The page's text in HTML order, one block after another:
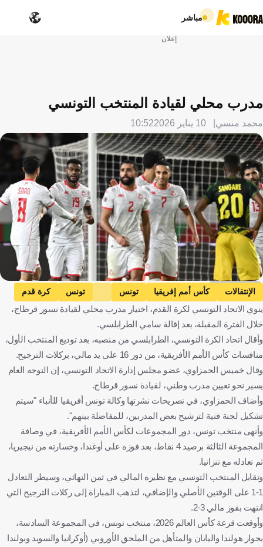
مباشر
إعلان
مدرب محلي لقيادة المنتخب التونسي
محمد منسي 10 يناير 2026 10:52
Getty Images
الإنتقالات كأس أمم إفريقيا تونس تونس كرة قدم
ينوي الاتحاد التونسي لكرة القدم، اختيار مدرب محلي لقيادة نسور قرطاج،
خلال الفترة المقبلة، بعد إقالة سامي الطرابلسي.
وأقال اتحاد الكرة التونسي، الطرابلسي من منصبه، بعد توديع المنتخب الأول،
منافسات كأس الأمم الأفريقية، من دور 16 على يد مالي، بركلات الترجيح.
وقال خميس الحمزاوي، عضو مجلس إدارة الاتحاد التونسي، إن التوجه العام
يسير نحو تعيين مدرب وطني، لقيادة نسور قرطاج.
وأضاف الحمزاوي، في تصريحات نشرتها وكالة تونس أفريقيا للأنباء "سيتم
تشكيل لجنة فنية لترشيح بعض المدربين، للمفاضلة بينهم".
وأنهى منتخب تونس، دور المجموعات لكأس الأمم الأفريقية، في وصافة
المجموعة الثالثة برصيد 4 نقاط، بعد فوزه على أوغندا، وخسارته من نيجيريا،
ثم تعادله مع تنزانيا.
وتقابل المنتخب التونسي مع نظيره المالي في ثمن النهائي، وسيطر التعادل
1-1 على الوقتين الأصلي والإضافي، لتذهب المباراة إلى ركلات الترجيح التي
انتهت بفوز مالي 3-2.
وأوقعت قرعة كأس العالم 2026، منتخب تونس، في المجموعة السادسة،
بجوار هولندا واليابان والمتأهل من الملحق الأوروبي (أوكرانيا والسويد وبولندا